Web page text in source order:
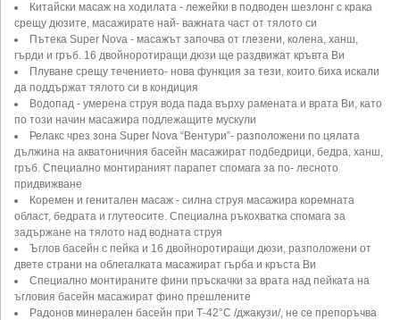
Китайски масаж на ходилата - лежейки в подводен шезлонг с крака
срещу дюзите, масажирате най- важната част от тялото си
Пътека Super Nova - масажът започва от глезени, колена, ханш,
гърди и гръб. 16 двойноротиращи дюзи ще раздвижат кръвта Ви
Плуване срещу течението- нова функция за тези, които биха искали
да поддържат тялото си в кондиция
Водопад - умерена струя вода пада върху рамената и врата Ви, като
по този начин масажира подлежащите мускули
Релакс чрез зона Super Nova “Вентури”- разположени по цялата
дължина на акватоничния басейн масажират подбедрици, бедра, ханш,
гръб. Специално монтираният парапет спомага за по- лесното
придвижване
Коремен и генитален масаж - силна струя масажира коремната
област, бедрата и глутеосите. Специална ръкохватка спомага за
задържане на тялото над водната струя
Ъглов басейн с пейка и 16 двойноротиращи дюзи, разположени от
двете страни на облегалката масажират гърба и кръста Ви
Специално монтираните фини пръскачки за врата над пейката на
ъгловия басейн масажират фино прешлените
Радонов минерален басейн при Т-42°С /джакузи/, не се препоръчва